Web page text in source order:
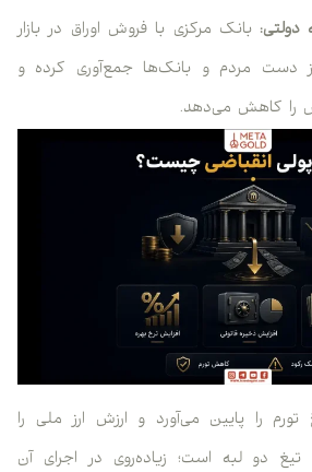
دولتی: بانک مرکزی با فروش اوراق در بازار
از دست مردم و بانک‌ها جمع‌آوری کرده و
را کاهش می‌دهد.
تورم را پایین می‌آورد و ارزش ارز ملی را
دو لبه است؛ زیاده‌روی در اجرای آن